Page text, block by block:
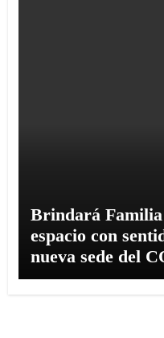
Brindará
espacio con
nueva sede del